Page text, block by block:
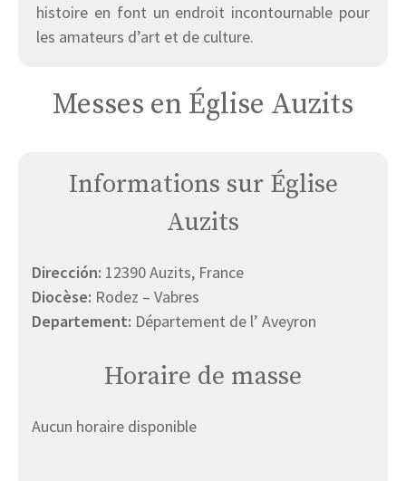
histoire en font un endroit incontournable pour
les amateurs d’art et de culture.
Messes en Église Auzits
Informations sur Église
Auzits
Dirección: 12390 Auzits, France
Diocèse: Rodez – Vabres
Departement: Département de l’ Aveyron
Horaire de masse
Aucun horaire disponible